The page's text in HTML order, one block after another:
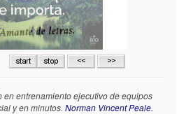
en entrenamiento ejecutivo de equipos
y en minutos. Norman Vincent Peale.